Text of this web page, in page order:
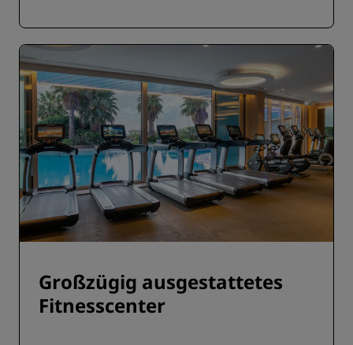
Großzügig ausgestattetes
Fitnesscenter